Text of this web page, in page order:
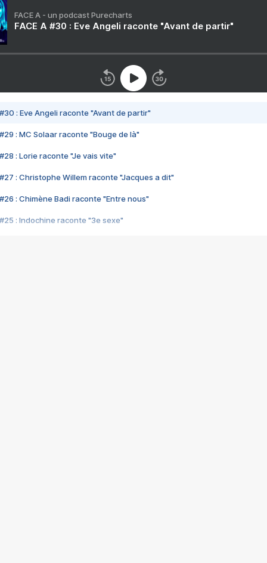
FACE A - un podcast Purecharts
FACE A #30 : Eve Angeli raconte "Avant de partir"
#30 : Eve Angeli raconte "Avant de partir"
#29 : MC Solaar raconte "Bouge de là"
#28 : Lorie raconte "Je vais vite"
#27 : Christophe Willem raconte "Jacques a dit"
#26 : Chimène Badi raconte "Entre nous"
#25 : Indochine raconte "3e sexe"